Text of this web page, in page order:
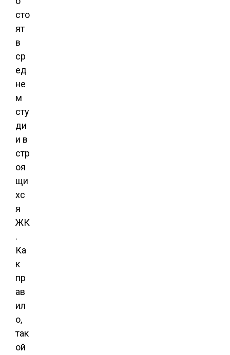
сто
ят
в
ср
ед
не
м
сту
ди
и в
стр
оя
щи
хс
я
ЖК
.
Ка
к
пр
ав
ил
о,
так
ой